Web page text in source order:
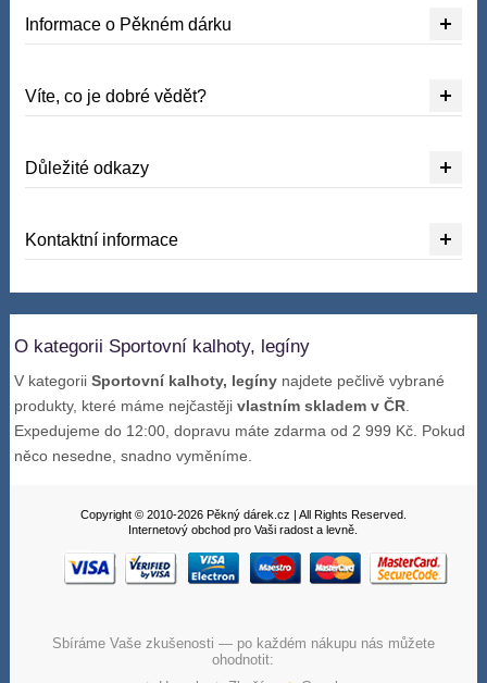
Informace o Pěkném dárku
Víte, co je dobré vědět?
Důležité odkazy
Kontaktní informace
O kategorii Sportovní kalhoty, legíny
V kategoriiSportovní kalhoty, legíny najdete pečlivě vybrané
produkty, které máme nejčastějivlastním skladem v ČR
Expedujeme do 12:00, dopravu máte zdarma od 2 999 Kč. Pokud
něco nesedne, snadno vyměníme.
Copyright © 2010-2026 Pěkný dárek.cz | All Rights Reserved.
Internetový obchod pro Vaši radost a levně.
Sbíráme Vaše zkušenosti — po každém nákupu nás můžete
ohodnotit: